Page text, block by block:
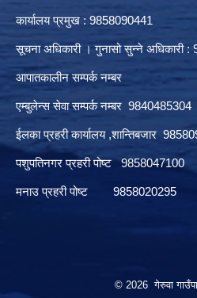
कार्यालय प्रमुख : 9858090441
सूचना अधिकारी । गुनासो सुन्ने अधिकारी
आपातकालीन सम्पर्क नम्बर
एम्बुलेन्स सेवा सम्पर्क नम्बर 9840485304
ईलका प्रहरी कार्यालय ,शान्तिबजार
पशुपतिनगर प्रहरी पोष्ट 9858047100
मनाउ प्रहरी पोष्ट 9858020295
© 2026 गेरुवा